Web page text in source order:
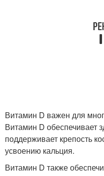
Витамин D важен для
Витамин D обеспечивает
поддерживает крепость
усвоению кальция.
Витамин D также